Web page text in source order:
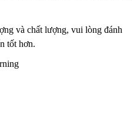
và chất lượng, vui lòng đánh
tốt hơn.